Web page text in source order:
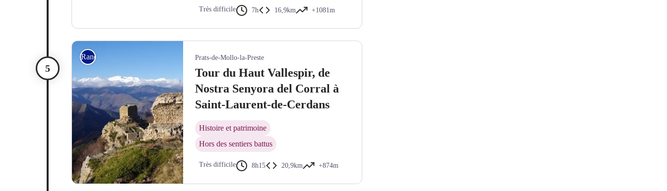
Très difficile 7h 16,9km +1081m
Rando itinérante Prats-de-Mollo-la-Preste
Tour du Haut Vallespir, de
Nostra Senyora del Corral à
Saint-Laurent-de-Cerdans
Histoire et patrimoine
Hors des sentiers battus
Très difficile 8h15 20,9km +874m